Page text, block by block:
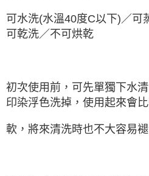
可水洗(水溫40度C以下)／可
可乾洗／不可烘乾
初次使用前，可先單獨下水
印染浮色洗掉，使用起來會
軟，將來清洗時也不大容易褪